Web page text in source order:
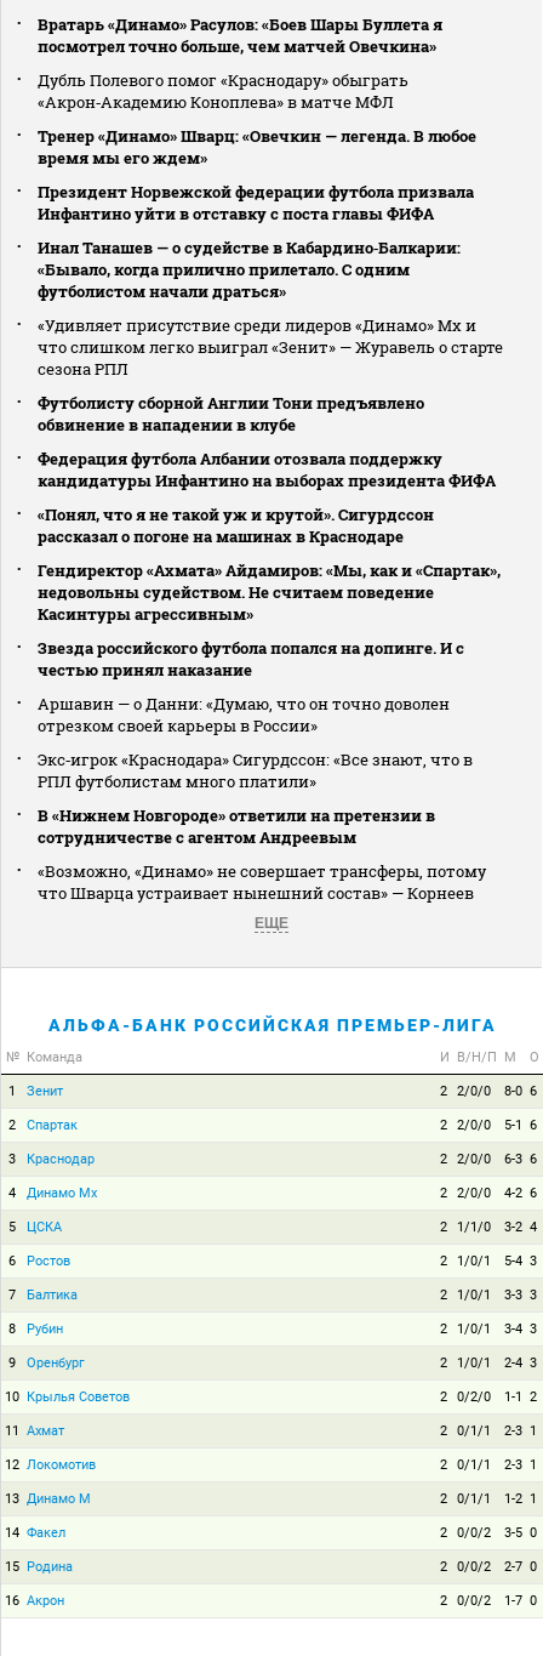
Вратарь «Динамо» Расулов: «Боев Шары Буллета я
посмотрел точно больше, чем матчей Овечкина»
Дубль Полевого помог «Краснодару» обыграть
«Акрон‑Академию Коноплева» в матче МФЛ
Тренер «Динамо» Шварц: «Овечкин — легенда. В любое
время мы его ждем»
Президент Норвежской федерации футбола призвала
Инфантино уйти в отставку с поста главы ФИФА
Инал Танашев — о судействе в Кабардино‑Балкарии:
«Бывало, когда прилично прилетало. С одним
футболистом начали драться»
«Удивляет присутствие среди лидеров «Динамо» Мх и
что слишком легко выиграл «Зенит» — Журавель о старте
сезона РПЛ
Футболисту сборной Англии Тони предъявлено
обвинение в нападении в клубе
Федерация футбола Албании отозвала поддержку
кандидатуры Инфантино на выборах президента ФИФА
«Понял, что я не такой уж и крутой». Сигурдссон
рассказал о погоне на машинах в Краснодаре
Гендиректор «Ахмата» Айдамиров: «Мы, как и «Спартак»,
недовольны судейством. Не считаем поведение
Касинтуры агрессивным»
Звезда российского футбола попался на допинге. И с
честью принял наказание
Аршавин — о Данни: «Думаю, что он точно доволен
отрезком своей карьеры в России»
Экс‑игрок «Краснодара» Сигурдссон: «Все знают, что в
РПЛ футболистам много платили»
В «Нижнем Новгороде» ответили на претензии в
сотрудничестве с агентом Андреевым
«Возможно, «Динамо» не совершает трансферы, потому
что Шварца устраивает нынешний состав» — Корнеев
ЕЩЕ
АЛЬФА-БАНК РОССИЙСКАЯ ПРЕМЬЕР-ЛИГА
№ Команда И В/Н/П М О
1 Зенит 2 2/0/0 8-0 6
2 Спартак 2 2/0/0 5-1 6
3 Краснодар 2 2/0/0 6-3 6
4 Динамо Мх 2 2/0/0 4-2 6
5 ЦСКА 2 1/1/0 3-2 4
6 Ростов 2 1/0/1 5-4 3
7 Балтика 2 1/0/1 3-3 3
8 Рубин 2 1/0/1 3-4 3
9 Оренбург 2 1/0/1 2-4 3
10 Крылья Советов 2 0/2/0 1-1 2
11 Ахмат 2 0/1/1 2-3 1
12 Локомотив 2 0/1/1 2-3 1
13 Динамо М 2 0/1/1 1-2 1
14 Факел 2 0/0/2 3-5 0
15 Родина 2 0/0/2 2-7 0
16 Акрон 2 0/0/2 1-7 0